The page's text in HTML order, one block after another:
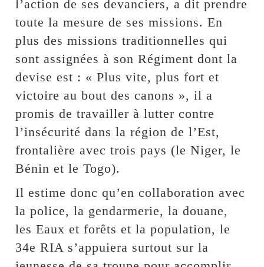
l’action de ses devanciers, a dit prendre
toute la mesure de ses missions. En
plus des missions traditionnelles qui
sont assignées à son Régiment dont la
devise est : « Plus vite, plus fort et
victoire au bout des canons », il a
promis de travailler à lutter contre
l’insécurité dans la région de l’Est,
frontalière avec trois pays (le Niger, le
Bénin et le Togo).
Il estime donc qu’en collaboration avec
la police, la gendarmerie, la douane,
les Eaux et forêts et la population, le
34e RIA s’appuiera surtout sur la